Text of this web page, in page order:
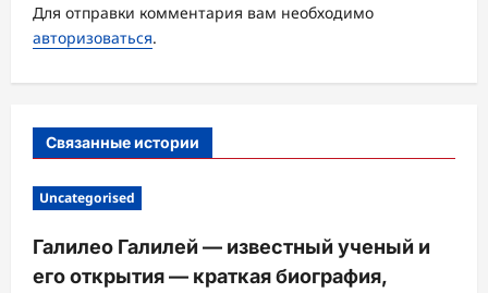
а
п
и
Для отправки комментария вам необходимо
авторизоваться.
Связанные истории
Uncategorised
Галилео Галилей — известный ученый и
его открытия — краткая биография,